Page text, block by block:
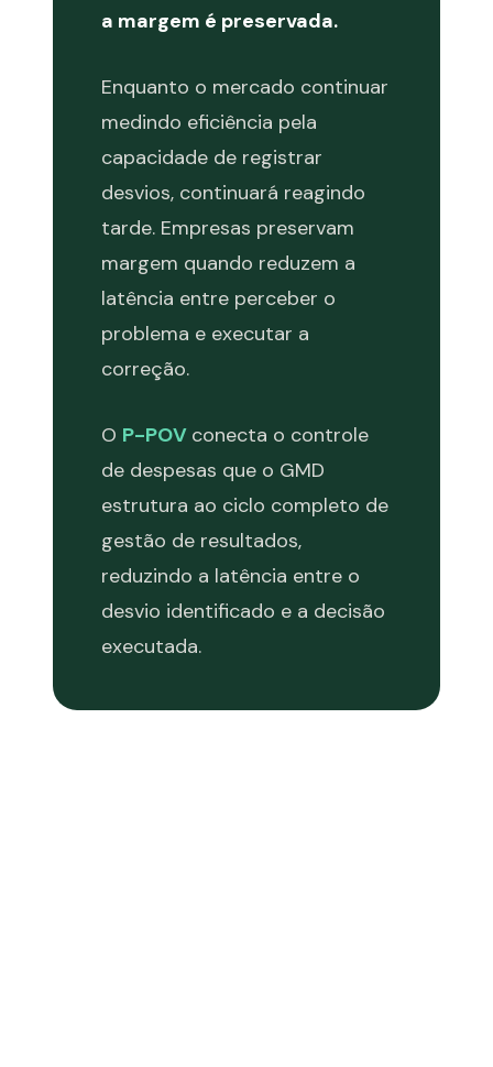
a margem é preservada.
Enquanto o mercado continuar
medindo eficiência pela
capacidade de registrar
desvios, continuará reagindo
tarde. Empresas preservam
margem quando reduzem a
latência entre perceber o
problema e executar a
correção.
O P-POV conecta o controle
de despesas que o GMD
estrutura ao ciclo completo de
gestão de resultados,
reduzindo a latência entre o
desvio identificado e a decisão
executada.